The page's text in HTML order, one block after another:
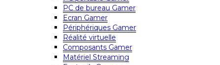
PC de bureau Gamer
Ecran Gamer
Périphériques Gamer
Réalité virtuelle
Composants Gamer
Matériel Streaming